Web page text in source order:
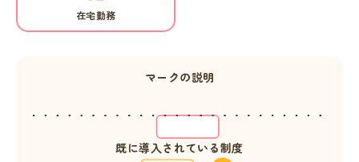
在宅勤務
マークの説明
既に導入されている制度